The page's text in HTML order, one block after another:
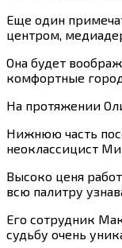
Еще один
центром,
Она будет
комфортные
На протяжении
Нижнюю часть
неоклассицист
Высоко ценя
всю палитру
Его сотрудник
судьбу очень